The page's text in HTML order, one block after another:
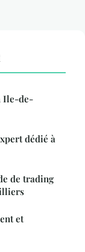
Ile-de-
dédié à
de trading
et